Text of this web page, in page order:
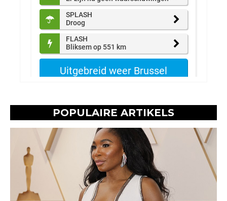
POPULAIRE ARTIKELS